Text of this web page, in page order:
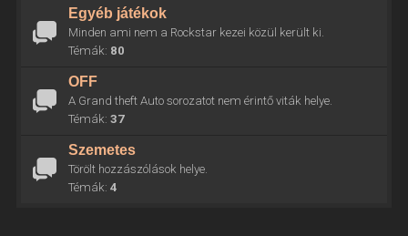
Egyéb játékok
Minden ami nem a Rockstar kezei közül került ki.
Témák: 80
OFF
A Grand theft Auto sorozatot nem érintő viták helye.
Témák: 37
Szemetes
Törölt hozzászólások helye.
Témák: 4